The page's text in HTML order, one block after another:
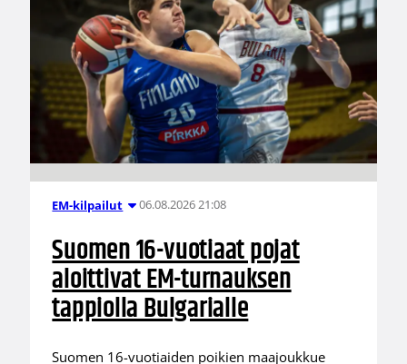
EM-kilpailut 06.08.2026 21:08
Suomen 16-vuotiaat pojat
aloittivat EM-turnauksen
tappiolla Bulgarialle
Suomen 16-vuotiaiden poikien maajoukkue